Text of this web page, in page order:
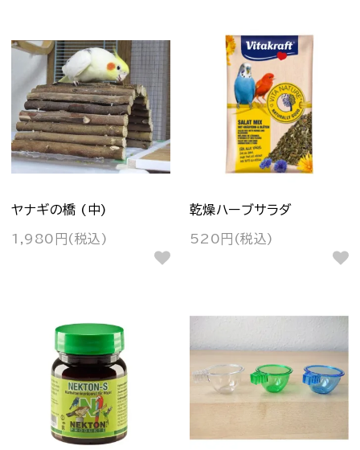
ヤナギの橋 (中)
1,980円(税込)
乾燥ハーブサラダ
520円(税込)